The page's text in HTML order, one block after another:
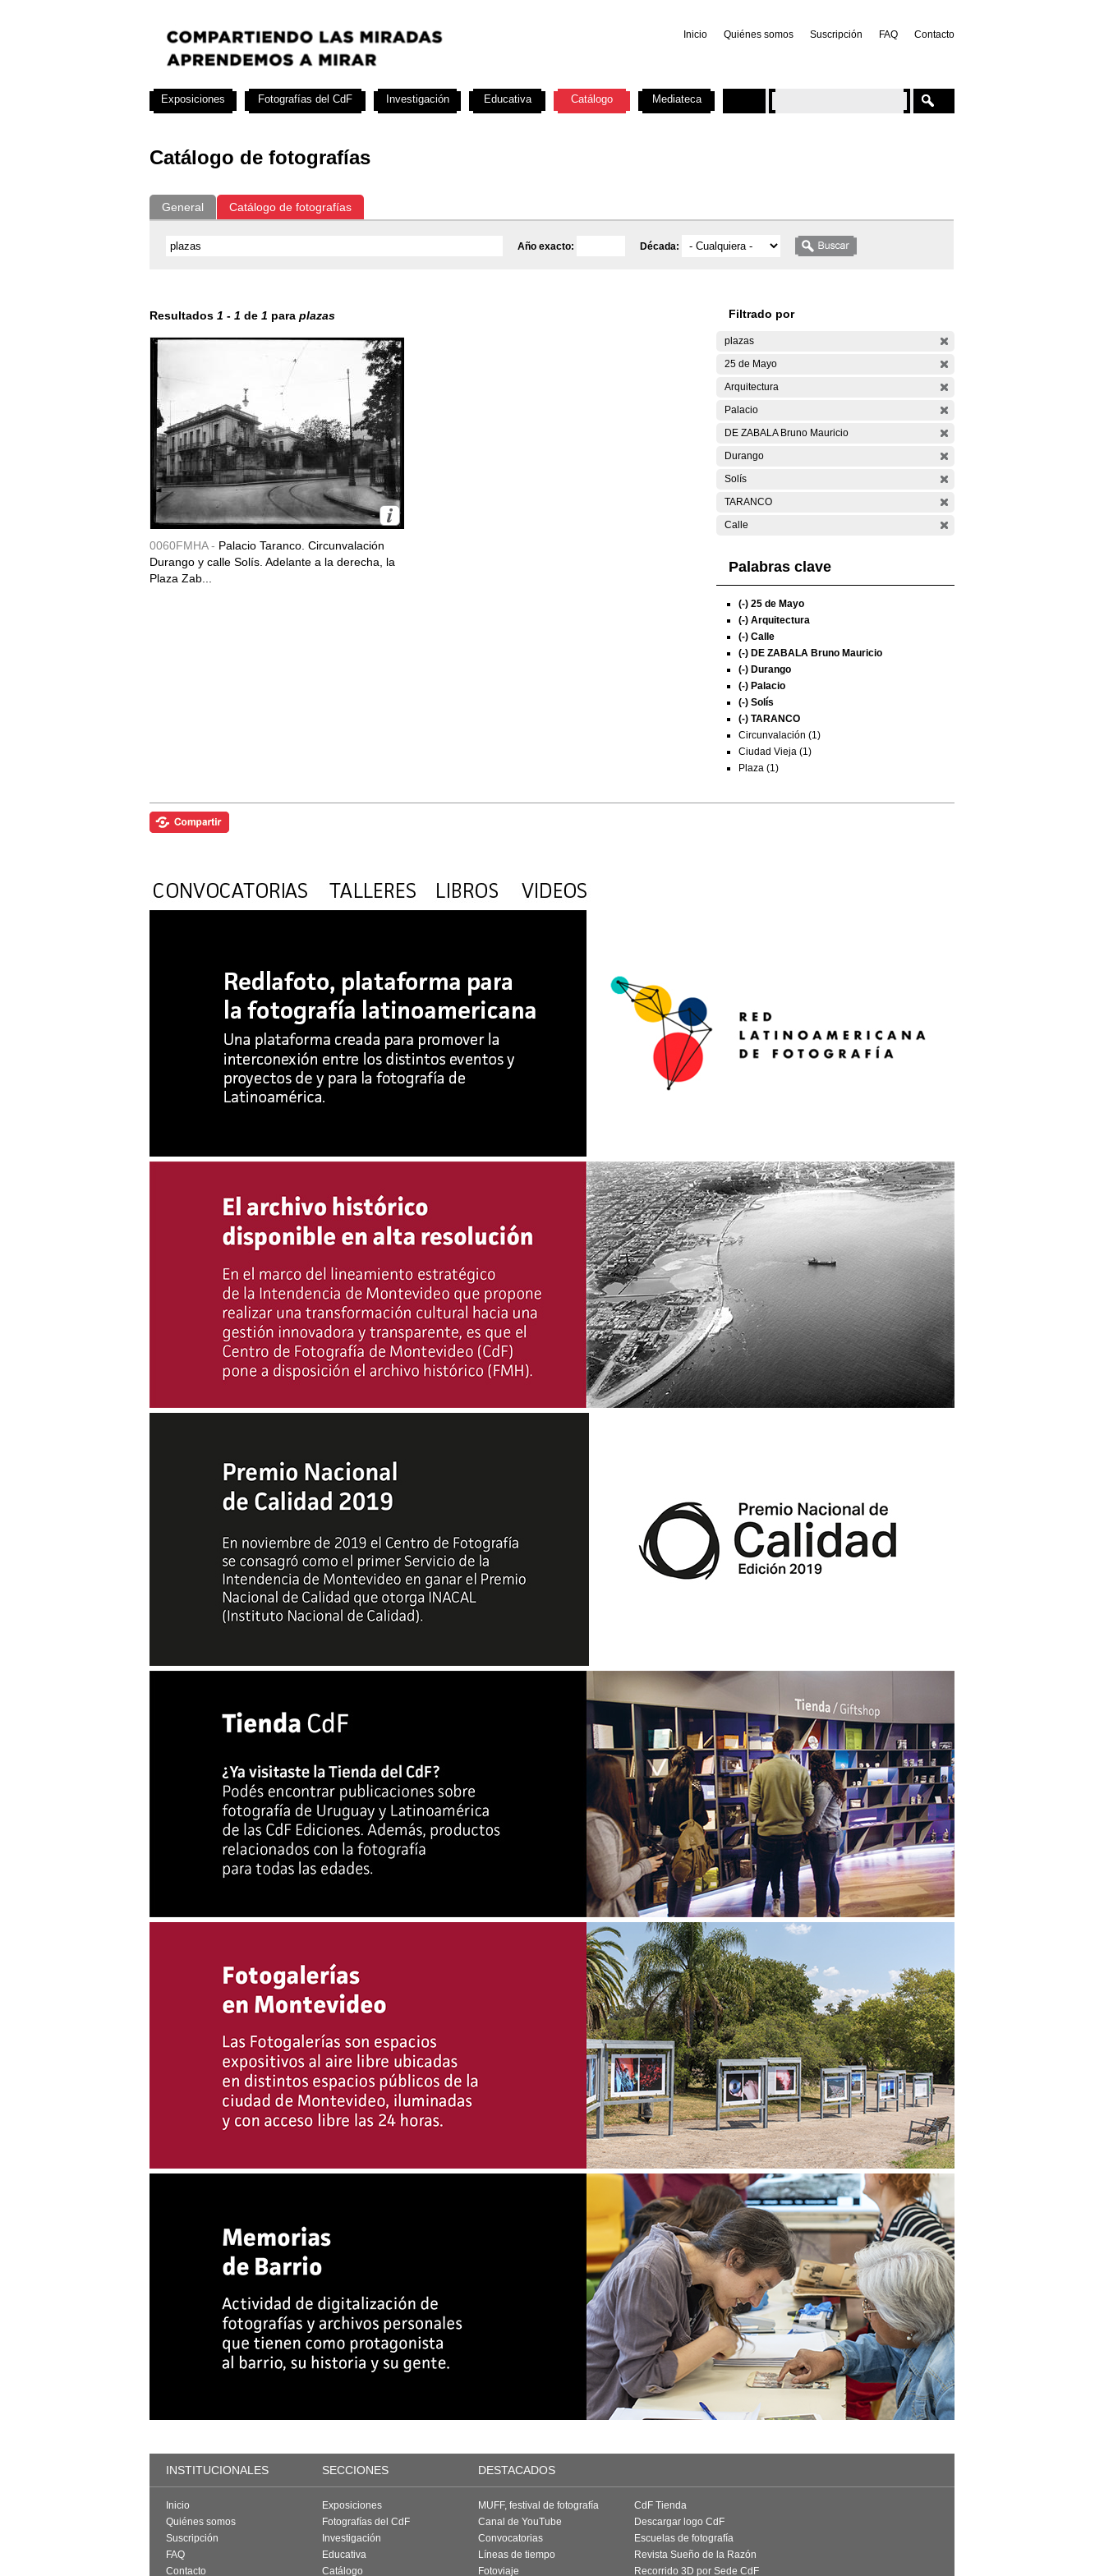
Inicio Quiénes somos Suscripción FAQ Contacto
Catálogo de fotografías
General Catálogo de fotografías
Año exacto: Década:
Resultados 1 - 1 de 1 para plazas
0060FMHA - Palacio Taranco. Circunvalación
Durango y calle Solís. Adelante a la derecha, la
Plaza Zab...
Filtrado por
plazas
25 de Mayo
Arquitectura
Palacio
DE ZABALA Bruno Mauricio
Durango
Solís
TARANCO
Calle
Palabras clave
(-) 25 de Mayo
(-) Arquitectura
(-) Calle
(-) DE ZABALA Bruno Mauricio
(-) Durango
(-) Palacio
(-) Solís
(-) TARANCO
Circunvalación (1)
Ciudad Vieja (1)
Plaza (1)
Exposiciones Fotografías del CdF Investigación Educativa Catálogo Mediateca
INSTITUCIONALES SECCIONES DESTACADOS
Inicio
Quiénes somos
Suscripción
FAQ
Contacto
Exposiciones
Fotografías del CdF
Investigación
Educativa
Catálogo
MUFF, festival de fotografía
Canal de YouTube
Convocatorias
Líneas de tiempo
Fotoviaje
CdF Tienda
Descargar logo CdF
Escuelas de fotografía
Revista Sueño de la Razón
Recorrido 3D por Sede CdF